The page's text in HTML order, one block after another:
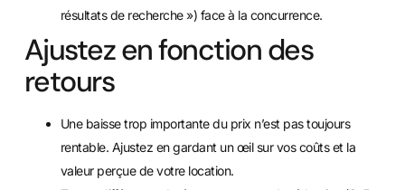
résultats de recherche ») face à la concurrence.
Ajustez en fonction des
retours
Une baisse trop importante du prix n’est pas toujours
rentable. Ajustez en gardant un œil sur vos coûts et la
valeur perçue de votre location.